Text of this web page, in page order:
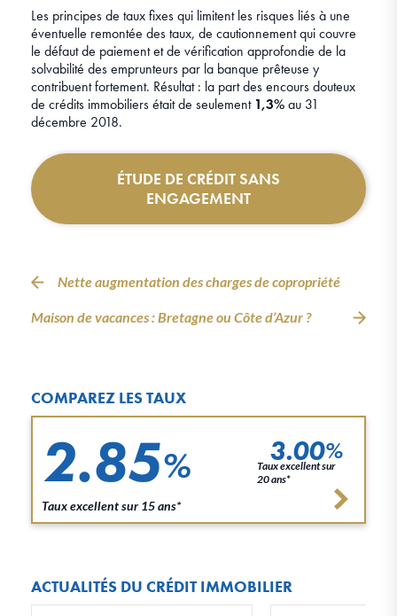
Les principes de taux fixes qui limitent les risques liés à une
éventuelle remontée des taux, de cautionnement qui couvre
le défaut de paiement et de vérification approfondie de la
solvabilité des emprunteurs par la banque prêteuse y
contribuent fortement. Résultat : la part des encours douteux
de crédits immobiliers était de seulement 1,3%au 31
décembre 2018.
ÉTUDE DE CRÉDIT SANS
ENGAGEMENT
Nette augmentation des charges de copropriété
Maison de vacances : Bretagne ou Côte d’Azur ?
COMPAREZ LES TAUX
2.85%
Taux excellent sur 15 ans*
3.00%
Taux excellent sur
20 ans*
ACTUALITÉS DU CRÉDIT IMMOBILIER